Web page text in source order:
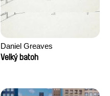
Daniel Greaves
Velký batoh